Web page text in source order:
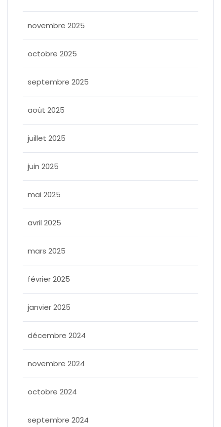
novembre 2025
octobre 2025
septembre 2025
août 2025
juillet 2025
juin 2025
mai 2025
avril 2025
mars 2025
février 2025
janvier 2025
décembre 2024
novembre 2024
octobre 2024
septembre 2024